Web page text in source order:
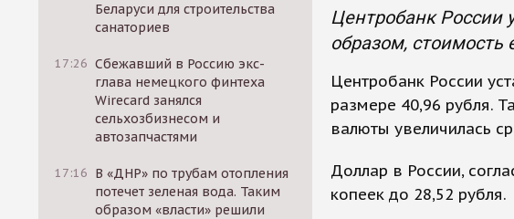
Беларуси для строительства
санаториев
17:26 Сбежавший в Россию экс-
глава немецкого финтеха
Wirecard занялся
сельхозбизнесом и
автозапчастями
17:16 В «ДНР» по трубам отопления
потечет зеленая вода. Таким
образом «власти» решили
Центробанк России
образом, стоимость
Центробанк России
размере 40,96 рубля.
валюты увеличилась
Доллар в России,
копеек до 28,52 рубля.